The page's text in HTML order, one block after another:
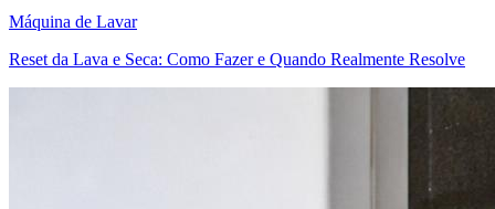
Máquina de Lavar
Reset da Lava e Seca: Como Fazer e Quando Realmente Resolve